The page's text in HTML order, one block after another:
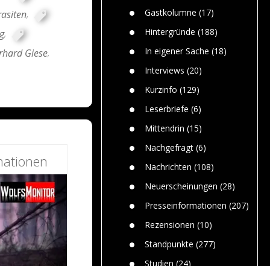
Jim
Warum
Gastkolumne (17)
Hintergründe (188)
In eigener Sache (18)
Interviews (20)
Kurzinfo (129)
Leserbriefe (6)
Mittendrin (15)
Nachgefragt (6)
Nachrichten (108)
Neuerscheinungen (28)
Presseinformationen (207)
Rezensionen (10)
Standpunkte (277)
Studien (24)
,
,
Giese,